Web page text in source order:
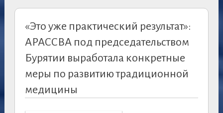
«Это уже практический результат»:
АРАССВА под председательством
Бурятии выработала конкретные
меры по развитию традиционной
медицины